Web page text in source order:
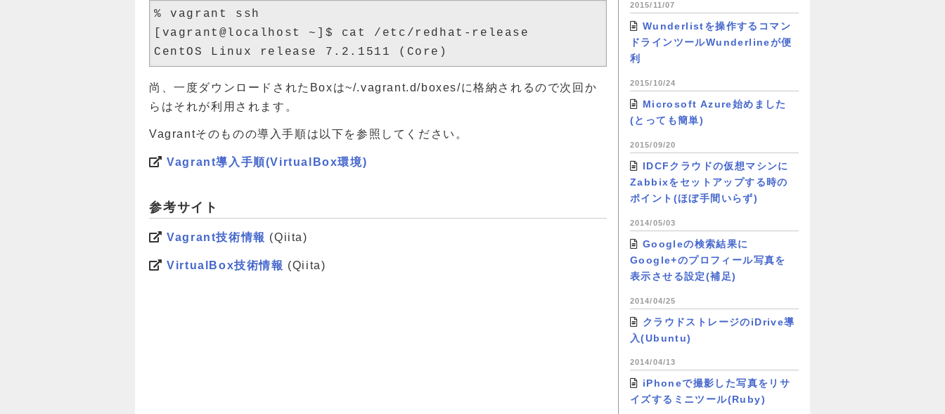
% vagrant ssh
[vagrant@localhost ~]$ cat /etc/redhat-release
尚、一度ダウンロードされたBoxは~/.vagrant.d/boxes/に格納されるので次回か
らはそれが利用されます。
Vagrantそのものの導入手順は以下を参照してください。
Vagrant導入手順(VirtualBox環境)
参考サイト
Vagrant技術情報 (Qiita)
VirtualBox技術情報 (Qiita)
2015/11/07
Wunderlistを操作するコマン
ドラインツールWunderlineが便
利
2015/10/24
Microsoft Azure始めました
(とっても簡単)
2015/09/20
IDCFクラウドの仮想マシンに
Zabbixをセットアップする時の
ポイント(ほぼ手間いらず)
2014/05/03
Googleの検索結果に
Google+のプロフィール写真を
表示させる設定(補足)
2014/04/25
クラウドストレージのiDrive導
入(Ubuntu)
2014/04/13
iPhoneで撮影した写真をリサ
イズするミニツール(Ruby)